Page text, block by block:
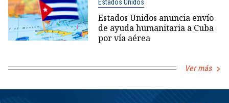
Estados Unidos
Estados Unidos anuncia envío
de ayuda humanitaria a Cuba
por vía aérea
Ver más